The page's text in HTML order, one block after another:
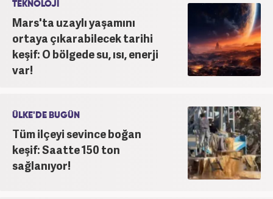
TEKNOLOJİ
Mars'ta uzaylı yaşamını
ortaya çıkarabilecek tarihi
keşif: O bölgede su, ısı, enerji
var!
ÜLKE'DE BUGÜN
Tüm ilçeyi sevince boğan
keşif: Saatte 150 ton
sağlanıyor!